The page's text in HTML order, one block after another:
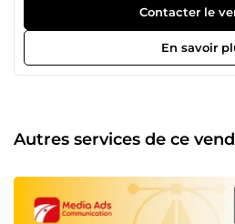
visuels clairs, esthétiques et
transformer vos concepts en
l’attention et renforcent votre
maîtrise plusieurs outils de design
réseaux sociaux Bannières &amp;
Chaque projet est réalisé avec
de vos attentes. Travaillons
identité forte et cohérente à votre
Contacter le
En savoir
Autres services de ce